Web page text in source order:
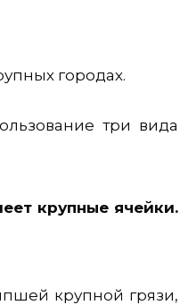
городах.
три вида
крупные ячейки.
крупной грязи,